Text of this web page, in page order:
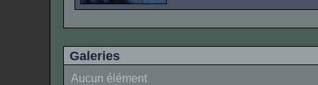
Galeries
Aucun élément